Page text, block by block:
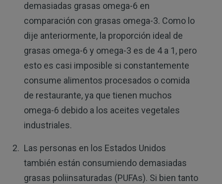
demasiadas grasas omega-6 en
comparación con grasas omega-3. Como lo
dije anteriormente, la proporción ideal de
grasas omega-6 y omega-3 es de 4 a 1, pero
esto es casi imposible si constantemente
consume alimentos procesados o comida
de restaurante, ya que tienen muchos
omega-6 debido a los aceites vegetales
industriales.
Las personas en los Estados Unidos
también están consumiendo demasiadas
grasas poliinsaturadas (PUFAs). Si bien tanto